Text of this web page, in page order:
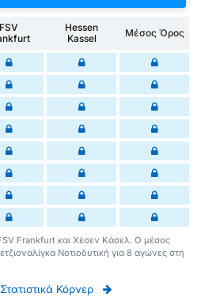
FSV
Hessen
Kassel
Μέσος Όρος
Frankfurt και Χέσεν Κάσελ. Ο μέσος
Νοτιοδυτική για 8 αγώνες στη
Κόρνερ